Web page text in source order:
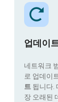
업데이
네트워크
로 업데이
트 됩니다.
장 오래된